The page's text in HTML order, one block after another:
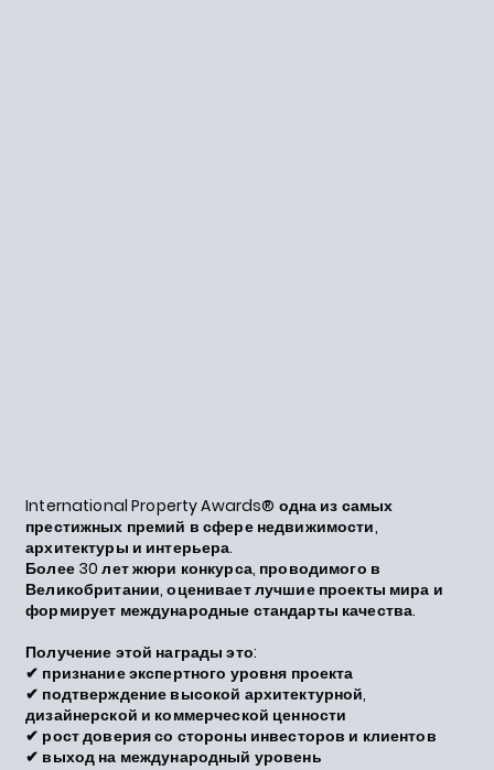
International Property Awards® одна из самых
престижных премий в сфере недвижимости,
архитектуры и интерьера.
Более 30 лет жюри конкурса, проводимого в
Великобритании, оценивает лучшие проекты мира и
формирует международные стандарты качества.
Получение этой награды это:
✔ признание экспертного уровня проекта
✔ подтверждение высокой архитектурной,
дизайнерской и коммерческой ценности
✔ рост доверия со стороны инвесторов и клиентов
✔ выход на международный уровень